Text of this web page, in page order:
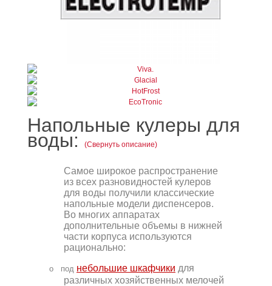
Напольные кулеры для
воды: (Свернуть описание)
Самое широкое распространение
из всех разновидностей кулеров
для воды получили классические
напольные модели диспенсеров.
Во многих аппаратах
дополнительные объемы в нижней
части корпуса используются
рационально:
o под небольшие шкафчики для
различных хозяйственных мелочей